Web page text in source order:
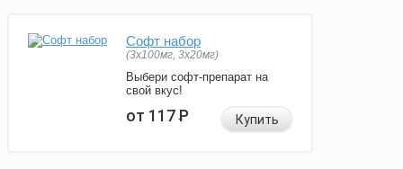
Софт набор
(3x100мг, 3x20мг)
Выбери софт-препарат на
свой вкус!
от 117Р Купить